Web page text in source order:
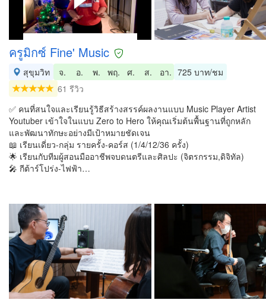
ครูมิกซ์ Fine' Music
สุขุมวิท จ. อ. พ. พฤ. ศ. ส. อา. 725 บาท/ชม
61 รีวิว
✅ คนที่สนใจและเรียนรู้วิธีสร้างสรรค์ผลงานแบบ Music Player Artist
Youtuber เข้าใจในแบบ Zero to Hero ให้คุณเริ่มต้นพื้นฐานที่ถูกหลัก
และพัฒนาทักษะอย่างมีเป้าหมายชัดเจน
📖 เรียนเดี่ยว-กลุ่ม รายครั้ง-คอร์ส (1/4/12/36 ครั้ง)
🌟 เรียนกับทีมผู้สอนมืออาชีพจบดนตรีและศิลปะ (จิตรกรรม,ดิจิทัล)
🎤 กีต้าร์โปร่ง-ไฟฟ้า…